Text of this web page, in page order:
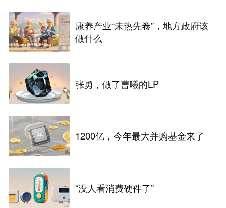
康养产业“未热先卷”，地方政府该
做什么
张勇，做了曹曦的LP
1200亿，今年最大并购基金来了
“没人看消费硬件了”